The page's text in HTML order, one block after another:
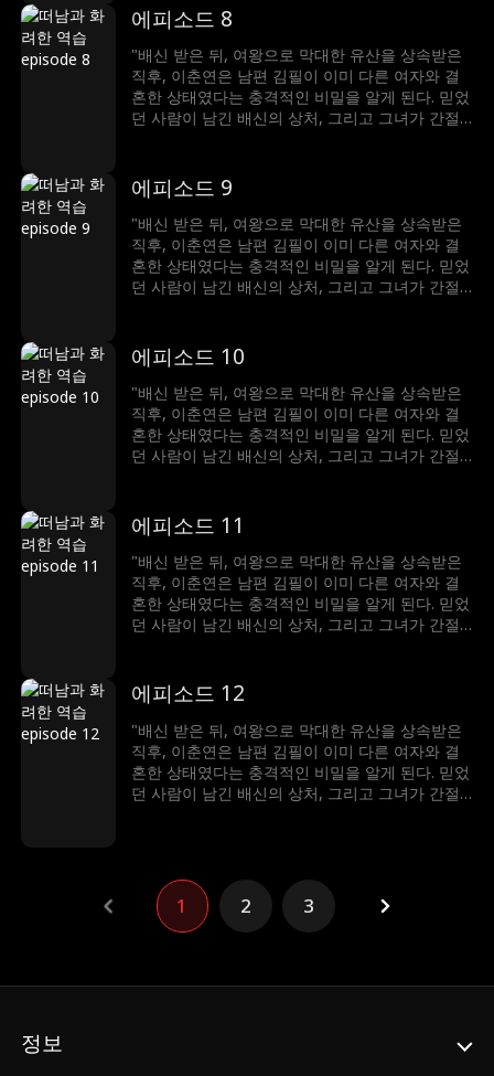
는 결심한다. 무너진 삶을 되찾기 위한 복수극이
이제 시작된다!"
에피소드 8
"배신 받은 뒤, 여왕으로 막대한 유산을 상속받은
직후, 이춘연은 남편 김필이 이미 다른 여자와 결
혼한 상태였다는 충격적인 비밀을 알게 된다. 믿었
던 사람이 남긴 배신의 상처, 그리고 그녀가 간절
는 결심한다. 무너진 삶을 되찾기 위한 복수극이
이제 시작된다!"
에피소드 9
"배신 받은 뒤, 여왕으로 막대한 유산을 상속받은
직후, 이춘연은 남편 김필이 이미 다른 여자와 결
혼한 상태였다는 충격적인 비밀을 알게 된다. 믿었
던 사람이 남긴 배신의 상처, 그리고 그녀가 간절
는 결심한다. 무너진 삶을 되찾기 위한 복수극이
이제 시작된다!"
에피소드 10
"배신 받은 뒤, 여왕으로 막대한 유산을 상속받은
직후, 이춘연은 남편 김필이 이미 다른 여자와 결
혼한 상태였다는 충격적인 비밀을 알게 된다. 믿었
던 사람이 남긴 배신의 상처, 그리고 그녀가 간절
는 결심한다. 무너진 삶을 되찾기 위한 복수극이
이제 시작된다!"
에피소드 11
"배신 받은 뒤, 여왕으로 막대한 유산을 상속받은
직후, 이춘연은 남편 김필이 이미 다른 여자와 결
혼한 상태였다는 충격적인 비밀을 알게 된다. 믿었
던 사람이 남긴 배신의 상처, 그리고 그녀가 간절
는 결심한다. 무너진 삶을 되찾기 위한 복수극이
이제 시작된다!"
에피소드 12
"배신 받은 뒤, 여왕으로 막대한 유산을 상속받은
직후, 이춘연은 남편 김필이 이미 다른 여자와 결
혼한 상태였다는 충격적인 비밀을 알게 된다. 믿었
던 사람이 남긴 배신의 상처, 그리고 그녀가 간절
이제 시작된다!"
1 2 3
정보